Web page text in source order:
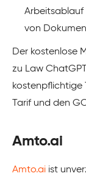
Arbeitsablauf
von
Der kostenlose
zu Law
kostenpflichtige
Tarif und den
Amto.ai
Amto.ai ist